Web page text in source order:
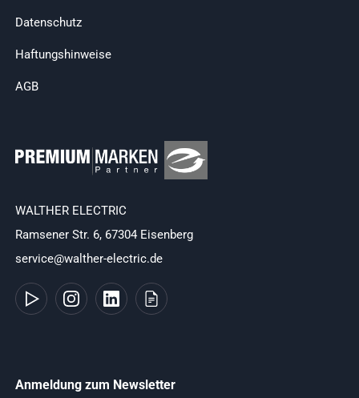
Datenschutz
Haftungshinweise
AGB
WALTHER ELECTRIC
Ramsener Str. 6, 67304 Eisenberg
service@walther-electric.de
Anmeldung zum Newsletter